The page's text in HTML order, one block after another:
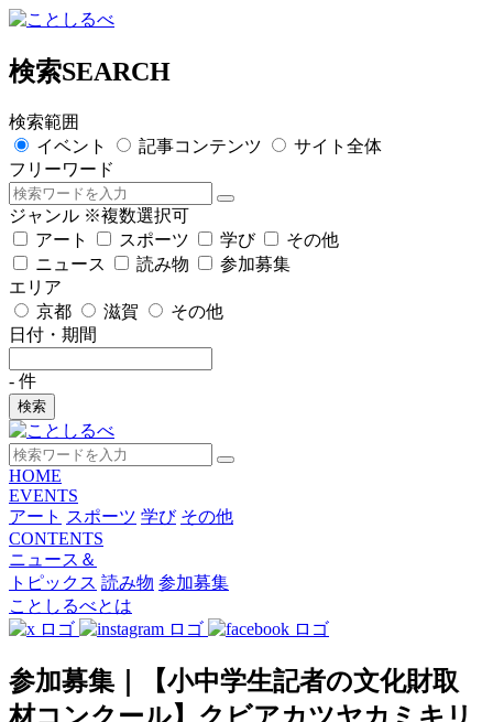
検索SEARCH
検索範囲
イベント
記事コンテンツ
サイト全体
フリーワード
ジャンル ※複数選択可
アート
スポーツ 学び
その他
ニュース
読み物
参加募集
エリア
京都
滋賀
その他
日付・期間
- 件
検索
HOME
EVENTS
アート スポーツ 学び その他
CONTENTS
ニュース＆
トピックス 読み物 参加募集
ことしるべとは
参加募集｜【小中学生記者の文化財取
材コンクール】クビアカツヤカミキリ